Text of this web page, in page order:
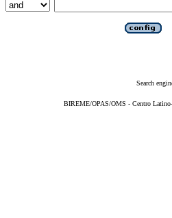
Search
BIREME/OPAS/OMS - Centro Latino-